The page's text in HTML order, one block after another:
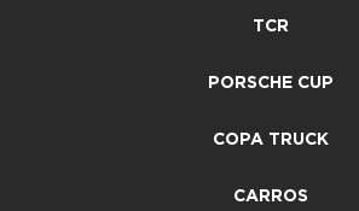
TCR
PORSCHE CUP
COPA TRUCK
CARROS